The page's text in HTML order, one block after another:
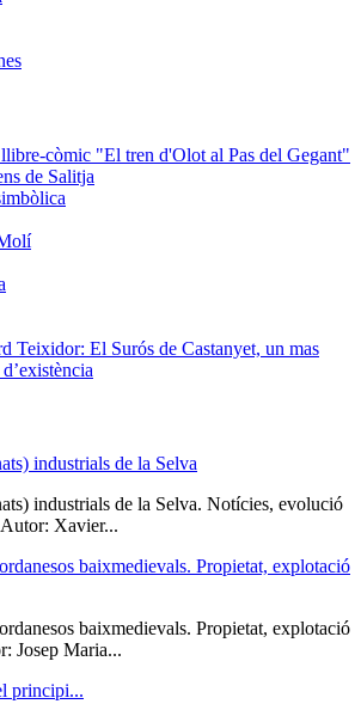
còmic "El tren d'Olot al Pas del Gegant"
de Salitja
Teixidor: El Surós de Castanyet, un mas
industrials de la Selva
industrials de la Selva. Notícies, evolució
Xavier...
baixmedievals. Propietat, explotació
baixmedievals. Propietat, explotació
Josep Maria...
principi...